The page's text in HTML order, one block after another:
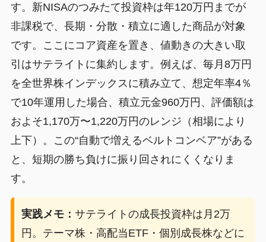
す。新NISAのつみたて投資枠は年120万円までが
非課税で、長期・分散・積立に適した商品が対象
です。ここにコア資産を置き、値動きの大きい取
引はサテライトに集約します。例えば、毎月8万円
を全世界株インデックスに積み立て、想定年率4％
で10年運用した場合、積立元金960万円、評価額は
およそ1,170万〜1,220万円のレンジ（相場により
上下）。この“自動で増えるベルトコンベア”がある
と、短期の勝ち負けに振り回されにくくなりま
す。
実践メモ： サテライトの成長投資枠は月2万
円。テーマ株・高配当ETF・個別成長株などに